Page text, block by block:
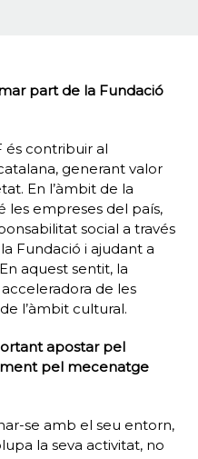
part de la Fundació
és contribuir al
generant valor
En l’àmbit de la
les empreses del país,
social a través
Fundació i ajudant a
aquest sentit, la
de les
l’àmbit cultural.
apostar pel
pel mecenatge
se amb el seu entorn,
la seva activitat, no